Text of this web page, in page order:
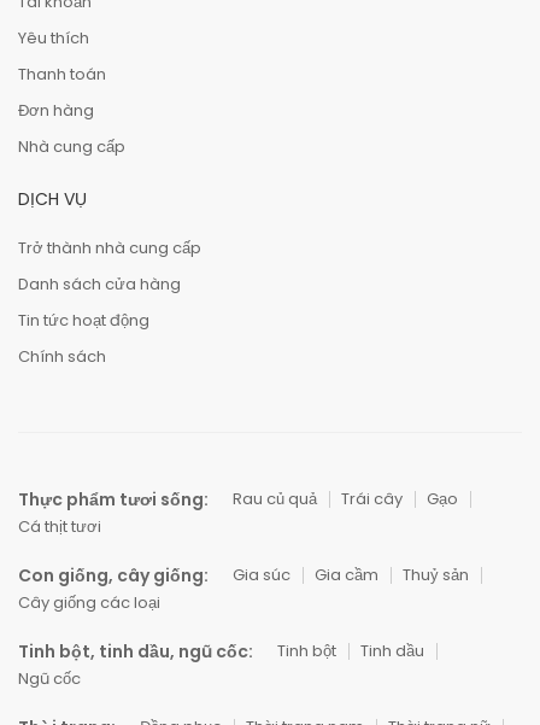
Yêu thích
Thanh toán
Đơn hàng
Nhà cung cấp
DỊCH VỤ
Trở thành nhà cung cấp
Danh sách cửa hàng
Tin tức hoạt động
Chính sách
Thực phẩm tươi sống: Rau củ quả Trái cây
Gạo
Cá thịt tươi
Con giống, cây giống: Gia súc Gia cầm
Thuỷ sản
Cây giống các loại
Tinh bột, tinh dầu, ngũ cốc: Tinh bột
Tinh dầu
Ngũ cốc